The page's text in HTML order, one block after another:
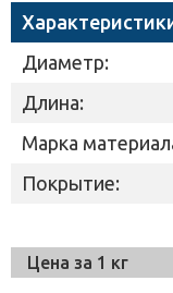
Диаметр:
Длина:
Марка
Покрытие:
Цена за 1 кг